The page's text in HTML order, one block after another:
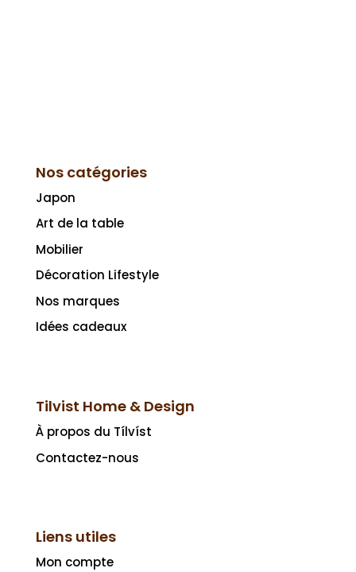
Nos catégories
Japon
Art de la table
Mobilier
Décoration Lifestyle
Nos marques
Idées cadeaux
Tilvist Home & Design
À propos du Tílvíst
Contactez-nous
Liens utiles
Mon compte